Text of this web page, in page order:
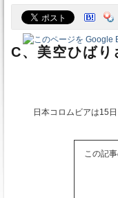
C、美空ひば
日本コロムビアは15
この記